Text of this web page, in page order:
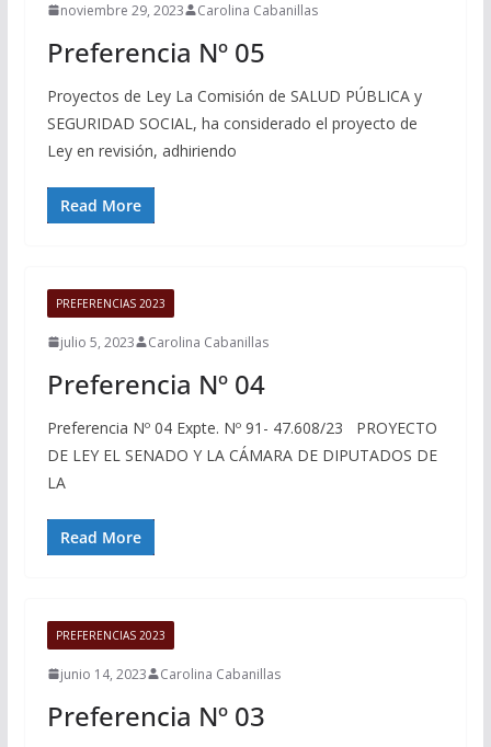
noviembre 29, 2023 Carolina Cabanillas
Preferencia Nº 05
Proyectos de Ley La Comisión de SALUD PÚBLICA y
SEGURIDAD SOCIAL, ha considerado el proyecto de
Ley en revisión, adhiriendo
Read More
PREFERENCIAS 2023
julio 5, 2023 Carolina Cabanillas
Preferencia Nº 04
Preferencia Nº 04 Expte. Nº 91- 47.608/23 PROYECTO
DE LEY EL SENADO Y LA CÁMARA DE DIPUTADOS DE
LA
Read More
PREFERENCIAS 2023
junio 14, 2023 Carolina Cabanillas
Preferencia Nº 03